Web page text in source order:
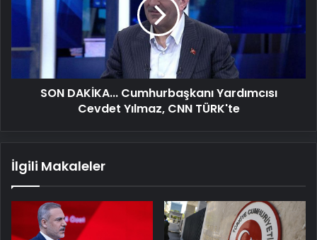
Cevdet
Yılmaz,
CNN
SON DAKİKA... Cumhurbaşkanı Yardımcısı
Cevdet Yılmaz, CNN TÜRK'te
İlgili Makaleler